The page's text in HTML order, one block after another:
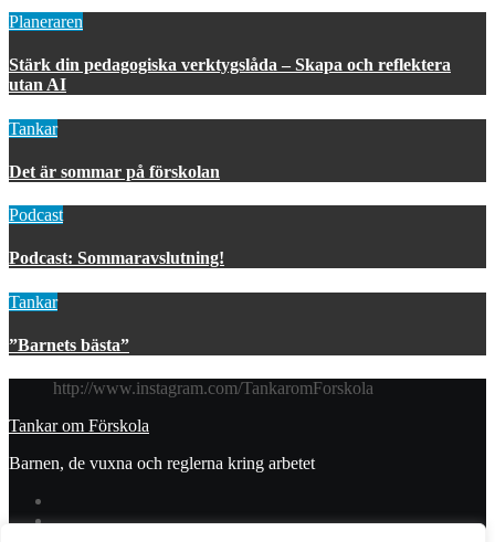
Planeraren
Stärk din pedagogiska verktygslåda – Skapa och reflektera
utan AI
Tankar
Det är sommar på förskolan
Podcast
Podcast: Sommaravslutning!
Tankar
”Barnets bästa”
http://www.instagram.com/TankaromForskola
Tankar om Förskola
Barnen, de vuxna och reglerna kring arbetet